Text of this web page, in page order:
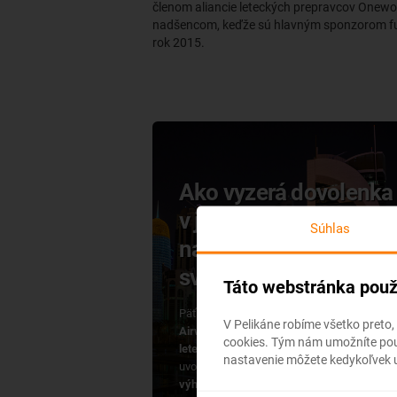
členom aliancie leteckých prepravcov
nadšencom, keďže sú hlavným sponzorom
rok 2015.
Ako vyzerá dovolenka
v jednej z
najbohatších krajín
sveta? Vitajte v Katare
Päťhviezdičková letecká spoločnosť
Airways
a nositeľ ocenenianajlepšia
letecká spoločnosť za rok 2019aktuálne
uvoľnila do predajaletenky do Dohy za
výhodné ceny.
Súhlas
Táto webstránka
V Pelikáne robíme všetko
cookies. Tým nám umožníte
nastavenie môžete kedykoľvek